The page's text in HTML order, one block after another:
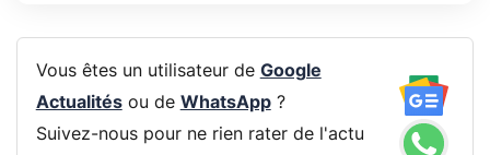
Vous êtes un utilisateur de Google
Actualitésou de WhatsApp?
Suivez-nous pour ne rien rater de l'actu